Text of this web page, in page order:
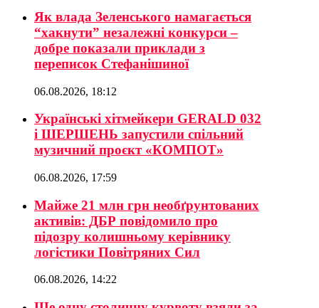
Як влада Зеленського намагається
“хакнути” незалежні конкурси –
добре показали приклади з
переписок Стефанішиної
06.08.2026, 18:12
Українські хітмейкери GERALD 032
і ШЕРШЕНЬ запустили спільний
музичний проєкт «КОМПОТ»
06.08.2026, 17:59
Майже 21 млн грн необґрунтованих
активів: ДБР повідомило про
підозру колишньому керівнику
логістики Повітряних Сил
06.08.2026, 14:22